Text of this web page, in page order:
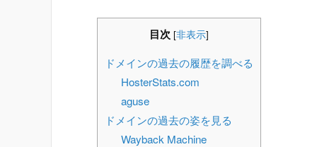
目次 [非表示]
ドメインの過去の履歴を調べる
HosterStats.com
aguse
ドメインの過去の姿を見る
Wayback Machine